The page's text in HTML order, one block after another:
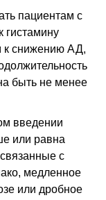
пациентам с
гистамину
к снижению АД,
быть не менее
введении
или равна
с
медленное
или дробное